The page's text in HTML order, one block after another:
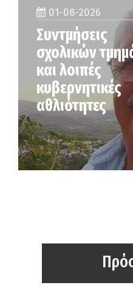
01-08-2026
Συντμήσεις
σχολικών
και λοιπές
κυβερνητικές
αθλιότητες